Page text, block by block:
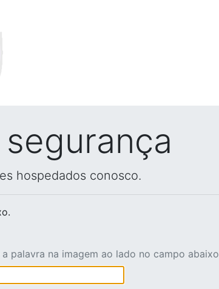
hospedados conosco.
palavra na imagem ao lado no campo abaixo